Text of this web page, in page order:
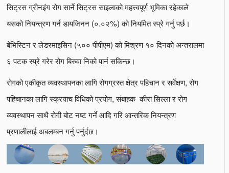
सिट्रस ग्रीनइंग रोग सार्ने सिट्रस साइलाको महत्त्वपूर्ण भूमिका रहेकाले
यसको नियन्त्रण गर्न डायजिनन (०.०२%) को नियमित स्प्रे गर्नु पर्छ।
बेभिस्टिन र लेडरमाइसिन (५०० पीपीएम) को मिश्रण १० दिनको अन्तरालमा
६ पटक स्प्रे गरेर रोग बिरुवा निको पार्न सकिन्छ।
रोगको एकीकृत व्यवस्थापनका लागि रोगग्रस्त क्षेत्र पहिचान र सर्वेक्षण, रोग
पहिचानका लागि स्क्रयाच विधिको प्रयोग, संबाहक कीरा सिल्ला र रोग
व्यवस्थापन साथै रोगी बोट नष्ट गर्ने आदि गरि आन्तरिक नियन्त्रण
प्रणालीलाई अबलम्बन गर्नु पर्नुर्दछ।